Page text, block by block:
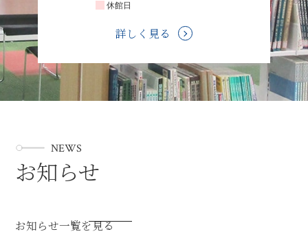
休館日
詳しく見る
NEWS
お知らせ
お知らせ一覧を見る